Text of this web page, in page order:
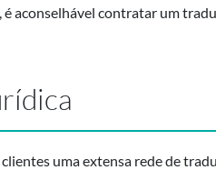
aconselhável contratar um
uma extensa rede de